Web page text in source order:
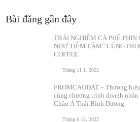
Bài đăng gần đây
TRẢI NGHIỆM CÀ PHÊ PHIN
NHƯ TIỆM LÀM” CÙNG
COFFEE
Tháng 11 1, 2022
FROMCAUDAT – Thương
cùng chương trình doanh
Châu Á Thái Bình Dương
Tháng 6 15, 2022